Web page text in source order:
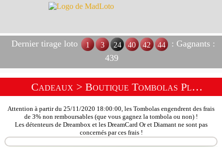
Dernier tirage loto 1 3 24 40 42 44
: Gagnants :
439
Cadeaux > Boutique Tombolas Plantes Et Jardins
Attention à partir du 25/11/2020 18:00:00, les Tombolas engendrent des frais
de 3% non remboursables (que vous gagnez la tombola ou non) !
Les détenteurs de Dreambox et les DreamCard Or et Diamant ne sont pas
concernés par ces frais !